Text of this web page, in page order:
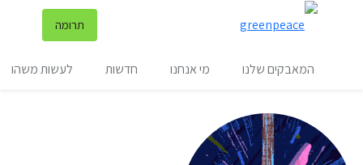
תרומה
המאבקים שלנו מי אנחנו חדשות לעשות משהו